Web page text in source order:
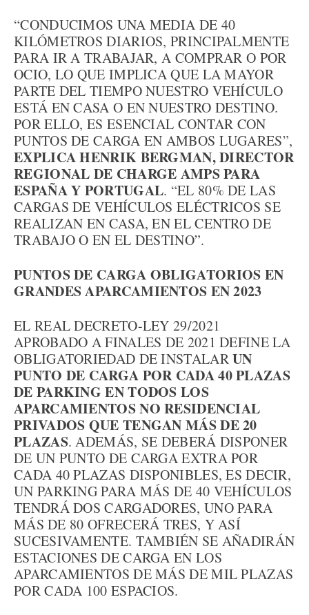
“CONDUCIMOS UNA MEDIA DE 40
KILÓMETROS DIARIOS, PRINCIPALMENTE
PARA IR A TRABAJAR, A COMPRAR O POR
OCIO, LO QUE IMPLICA QUE LA MAYOR
PARTE DEL TIEMPO NUESTRO VEHÍCULO
ESTÁ EN CASA O EN NUESTRO DESTINO.
POR ELLO, ES ESENCIAL CONTAR CON
PUNTOS DE CARGA EN AMBOS LUGARES”,
EXPLICA HENRIK BERGMAN, DIRECTOR
REGIONAL DE CHARGE AMPS PARA
ESPAÑA Y PORTUGAL. “EL 80% DE LAS
CARGAS DE VEHÍCULOS ELÉCTRICOS SE
REALIZAN EN CASA, EN EL CENTRO DE
TRABAJO O EN EL DESTINO”.
PUNTOS DE CARGA OBLIGATORIOS EN
GRANDES APARCAMIENTOS EN 2023
EL REAL DECRETO-LEY 29/2021
APROBADO A FINALES DE 2021 DEFINE LA
OBLIGATORIEDAD DE INSTALARUN
PUNTO DE CARGA POR CADA 40 PLAZAS
DE PARKING EN TODOS LOS
APARCAMIENTOS NO RESIDENCIAL
PRIVADOS QUE TENGAN MÁS DE 20
PLAZAS. ADEMÁS, SE DEBERÁ DISPONER
DE UN PUNTO DE CARGA EXTRA POR
CADA 40 PLAZAS DISPONIBLES, ES DECIR,
UN PARKING PARA MÁS DE 40 VEHÍCULOS
TENDRÁ DOS CARGADORES, UNO PARA
MÁS DE 80 OFRECERÁ TRES, Y ASÍ
SUCESIVAMENTE. TAMBIÉN SE AÑADIRÁN
ESTACIONES DE CARGA EN LOS
APARCAMIENTOS DE MÁS DE MIL PLAZAS
POR CADA 100 ESPACIOS.